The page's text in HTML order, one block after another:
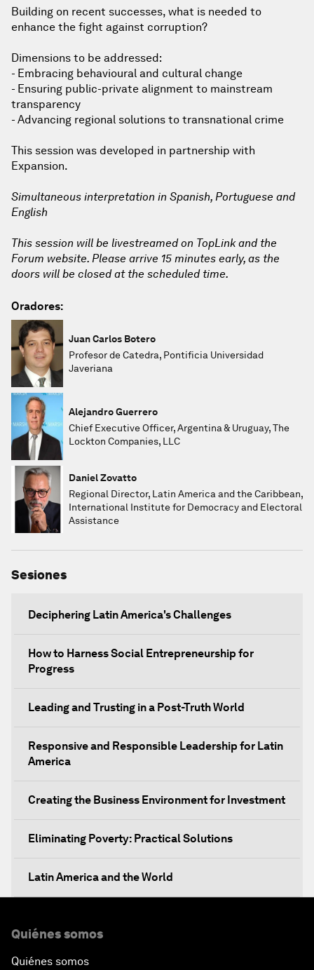
Building on recent successes, what is needed to
enhance the fight against corruption?
Dimensions to be addressed:
- Embracing behavioural and cultural change
- Ensuring public-private alignment to mainstream
transparency
- Advancing regional solutions to transnational crime
This session was developed in partnership with
Expansion.
Simultaneous interpretation in Spanish, Portuguese and
English
This session will be livestreamed on TopLink and the
Forum website. Please arrive 15 minutes early, as the
doors will be closed at the scheduled time.
Oradores:
Juan Carlos Botero
Profesor de Catedra, Pontificia Universidad
Javeriana
Alejandro Guerrero
Chief Executive Officer, Argentina & Uruguay, The
Lockton Companies, LLC
Daniel Zovatto
Regional Director, Latin America and the Caribbean,
International Institute for Democracy and Electoral
Assistance
Sesiones
Deciphering Latin America's Challenges
How to Harness Social Entrepreneurship for
Progress
Leading and Trusting in a Post-Truth World
Responsive and Responsible Leadership for Latin
America
Creating the Business Environment for Investment
Eliminating Poverty: Practical Solutions
Latin America and the World
The Economic Outlook for Latin America
Quiénes somos
Quiénes somos